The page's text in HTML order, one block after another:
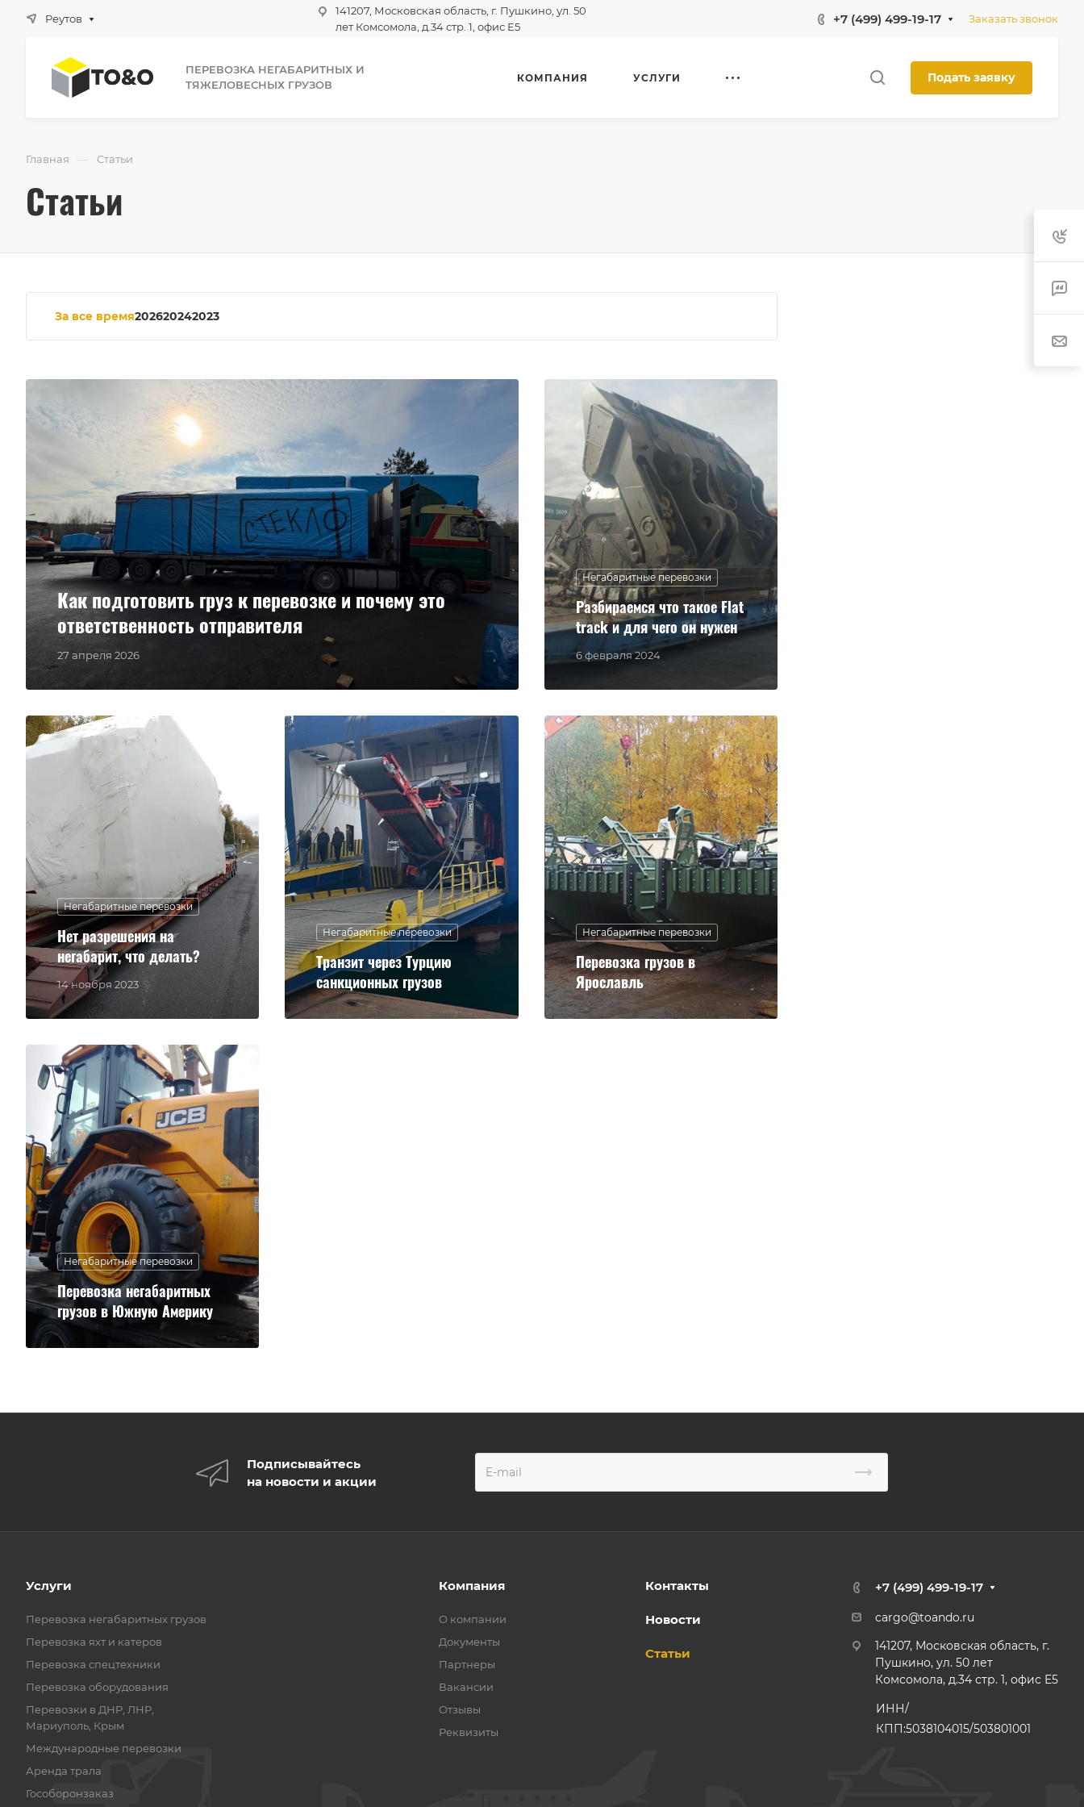
Реутов
141207, Московская область, г. Пушкино, ул. 50
лет Комсомола, д.34 стр. 1, офис E5
+7 (499) 499-19-17 Заказать звонок
ПЕРЕВОЗКА НЕГАБАРИТНЫХ И
ТЯЖЕЛОВЕСНЫХ ГРУЗОВ
КОМПАНИЯ УСЛУГИ Подать заявку
Главная — Статьи
Статьи
За все время202620242023
27 апреля 2026
Как подготовить груз к перевозке и почему это
ответственность отправителя
Негабаритные перевозки
6 февраля 2024
Разбираемся что такое Flat
track и для чего он нужен
Негабаритные перевозки
14 ноября 2023
Нет разрешения на
негабарит, что делать?
Негабаритные перевозки
Транзит через Турцию
санкционных грузов
Негабаритные перевозки
Перевозка грузов в
Ярославль
Негабаритные перевозки
Перевозка негабаритных
грузов в Южную Америку
Подписывайтесь
на новости и акции
Услуги
Перевозка негабаритных грузов
Перевозка яхт и катеров
Перевозка спецтехники
Перевозка оборудования
Перевозки в ДНР, ЛНР,
Мариуполь, Крым
Международные перевозки
Аренда трала
Гособоронзаказ
Компания
О компании
Документы
Партнеры
Вакансии
Отзывы
Реквизиты
Контакты
Новости
Статьи
+7 (499) 499-19-17
cargo@toando.ru
141207, Московская область, г.
Пушкино, ул. 50 лет
Комсомола, д.34 стр. 1, офис E5
ИНН/
КПП:5038104015/503801001